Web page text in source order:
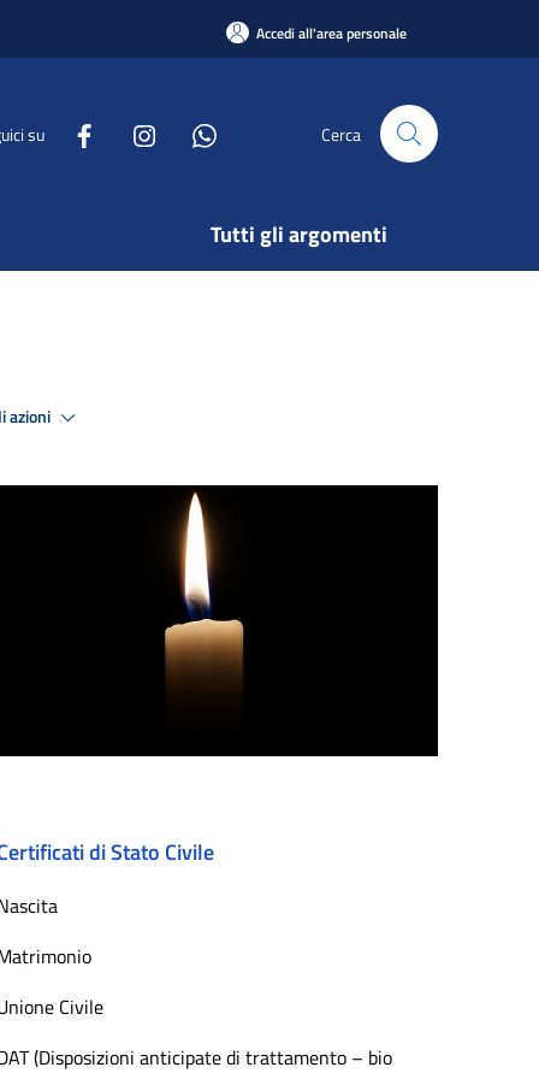
Accedi all'area personale
su Cerca
Tutti gli argomenti
azioni
di Stato Civile
Civile
(Disposizioni anticipate di trattamento – bio